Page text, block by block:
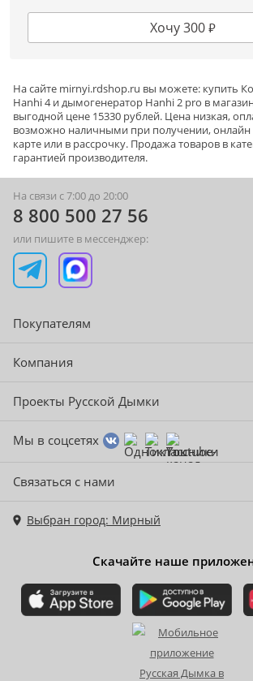
Хочу 300 ₽
На сайте mirnyi.rdshop.ru вы можете: купить
Hanhi 4 и дымогенератор Hanhi 2 pro в
выгодной цене 15330 рублей. Цена низкая,
возможно наличными при получении, онлайн
карте или в рассрочку. Продажа товаров в
гарантией производителя.
На связи с 7:00 до 20:00
8 800 500 27 56
или пишите в мессенджер:
Покупателям
Компания
Проекты Русской Дымки
Мы в соцсетях
Связаться с нами
Выбран город: Мирный
Скачайте наше